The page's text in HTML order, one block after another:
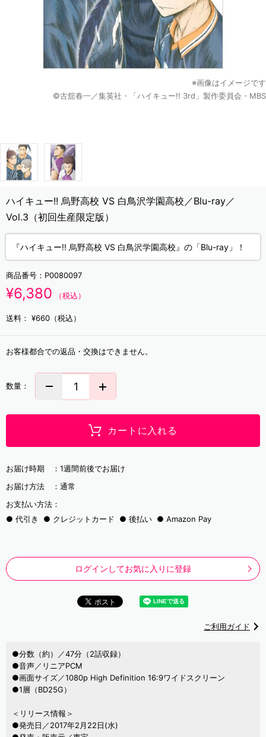
※画像はイメージです
©古舘春一／集英社・「ハイキュー!! 3rd」製作委員会・MBS
ハイキュー!! 烏野高校 VS 白鳥沢学園高校／Blu-ray／
Vol.3（初回生産限定版）
『ハイキュー!! 烏野高校 VS 白鳥沢学園高校』の「Blu-ray」！
商品番号： P0080097
¥6,380 （税込）
送料： ¥660（税込）
お客様都合での返品・交換はできません。
数量：
カートに入れる
お届け時期 ： 1週間前後でお届け
お届け方法 ： 通常
お支払い方法：
代引き
クレジットカード 後払い Amazon Pay
ログインしてお気に入りに登録
ご利用ガイド
●分数（約）／47分（2話収録）
●音声／リニアPCM
●画面サイズ／1080p High Definition 16:9ワイドスクリーン
●1層（BD25G）
＜リリース情報＞
●発売日／2017年2月22日(水)